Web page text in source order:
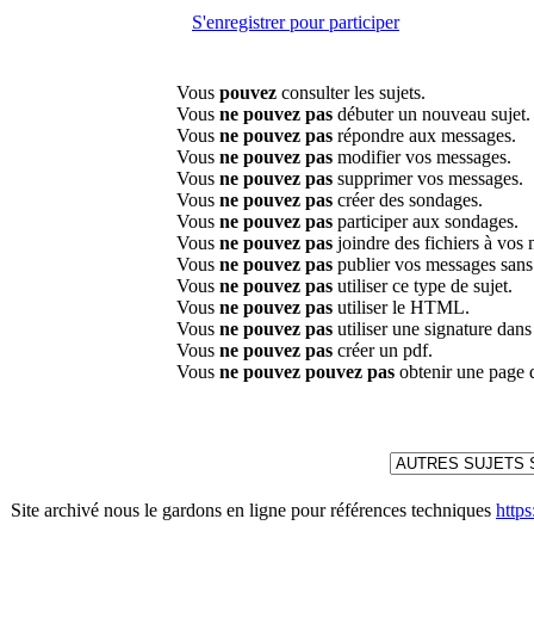
S'enregistrer pour participer
Vous pouvez consulter les sujets.
Vous ne pouvez pas débuter un nouveau sujet.
Vous ne pouvez pas répondre aux messages.
Vous ne pouvez pas modifier vos messages.
Vous ne pouvez pas supprimer vos messages.
Vous ne pouvez pas créer des sondages.
Vous ne pouvez pas participer aux sondages.
Vous ne pouvez pas joindre des fichiers à vos
Vous ne pouvez pas publier vos messages
Vous ne pouvez pas utiliser ce type de sujet.
Vous ne pouvez pas utiliser le HTML.
Vous ne pouvez pas utiliser une signature
Vous ne pouvez pas créer un pdf.
Vous ne pouvez pouvez pas obtenir une page
Site archivé nous le gardons en ligne pour références techniques